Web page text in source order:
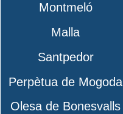
Montmeló
Malla
Santpedor
Perpètua de Mogoda
Olesa de Bonesvalls